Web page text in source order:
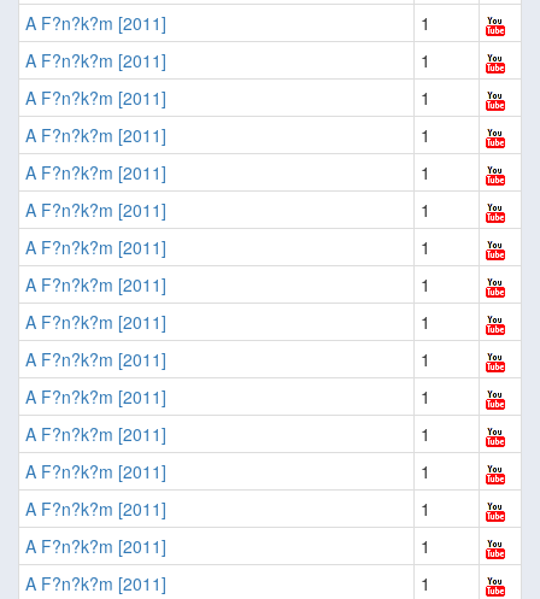
A F?n?k?m [2011]
1
A F?n?k?m [2011]
1
A F?n?k?m [2011]
1
A F?n?k?m [2011]
1
A F?n?k?m [2011]
1
A F?n?k?m [2011]
1
A F?n?k?m [2011]
1
A F?n?k?m [2011]
1
A F?n?k?m [2011]
1
A F?n?k?m [2011]
1
A F?n?k?m [2011]
1
A F?n?k?m [2011]
1
A F?n?k?m [2011]
1
A F?n?k?m [2011]
1
A F?n?k?m [2011]
1
A F?n?k?m [2011]
1